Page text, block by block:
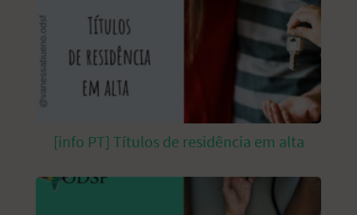
[info PT] Títulos de residência em alta